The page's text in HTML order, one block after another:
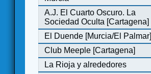
A.J. El Cuarto Oscuro. La
Sociedad Oculta [Cartagena]
El Duende [Murcia/El Palmar]
Club Meeple [Cartagena]
La Rioja y alrededores